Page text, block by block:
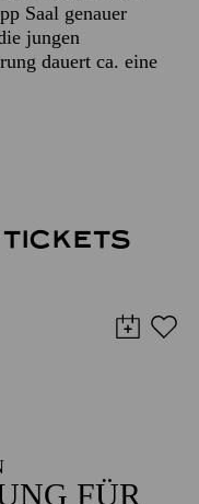
Saal genauer
jungen
dauert ca. eine
FÜR